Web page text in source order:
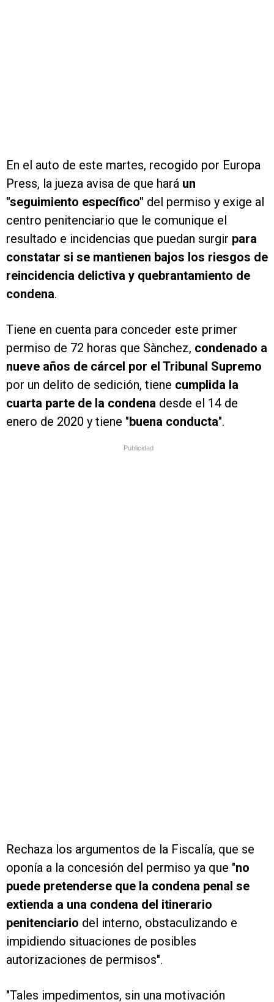
En el auto de este martes, recogido por Europa
Press, la jueza avisa de que hará un
"seguimiento específico" del permiso y exige al
centro penitenciario que le comunique el
resultado e incidencias que puedan surgir para
constatar si se mantienen bajos los riesgos de
reincidencia delictiva y quebrantamiento de
condena.
Tiene en cuenta para conceder este primer
permiso de 72 horas que Sànchez, condenado a
nueve años de cárcel por el Tribunal Supremo
por un delito de sedición, tiene cumplida la
cuarta parte de la condena desde el 14 de
enero de 2020 y tiene "buena conducta".
Publicidad
Rechaza los argumentos de la Fiscalía, que se
oponía a la concesión del permiso ya que "no
puede pretenderse que la condena penal se
extienda a una condena del itinerario
penitenciario del interno, obstaculizando e
impidiendo situaciones de posibles
autorizaciones de permisos".
"Tales impedimentos, sin una motivación